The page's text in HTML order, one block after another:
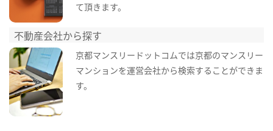
て頂きます。
不動産会社から探す
京都マンスリードットコムでは京都のマンスリー
マンションを運営会社から検索することができま
す。